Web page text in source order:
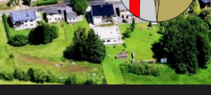
Kuhnhöfen